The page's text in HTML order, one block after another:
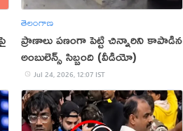
తెలంగాణ
ప్రాణాలు పణంగా పెట్టి చిన్నారిని కాపాడిన
అంబులెన్స్ సిబ్బంది (వీడియో)
Jul 24, 2026, 12:07 IST